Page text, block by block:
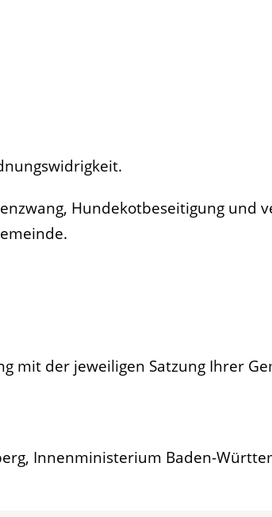
Hundekotbeseitigung und
mit der jeweiligen Satzung Ihrer
Innenministerium Baden-